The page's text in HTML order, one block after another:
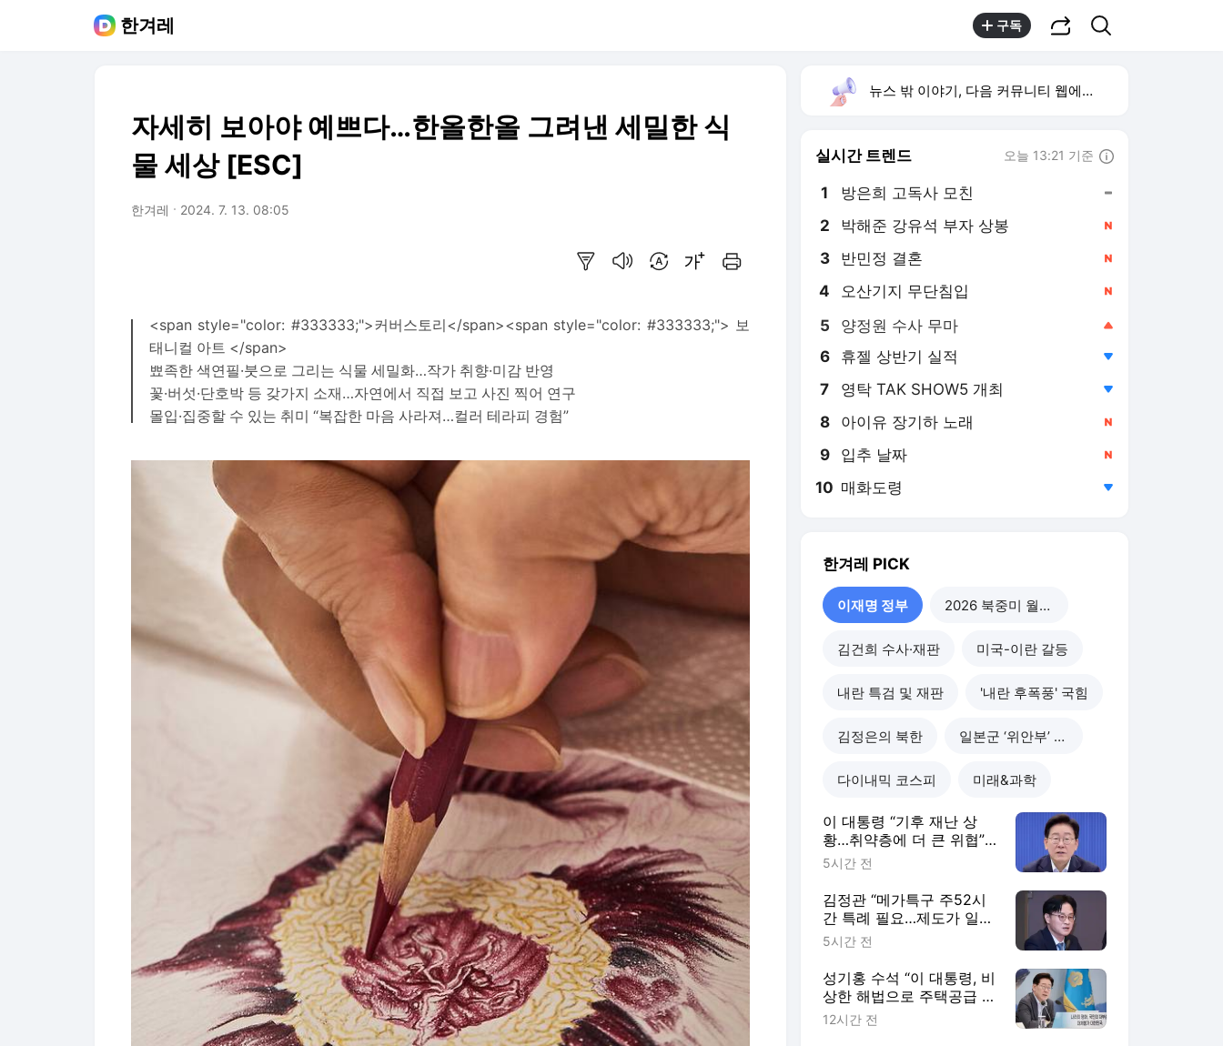
한겨레 구독
자세히 보아야 예쁘다…한올한올 그려낸 세밀한 식
물 세상 [ESC]
한겨레 2024. 7. 13. 08:05
<span style="color: #333333;">커버스토리</span><span style="color: #333333;"> 보
태니컬 아트 </span>
뾰족한 색연필·붓으로 그리는 식물 세밀화…작가 취향·미감 반영
꽃·버섯·단호박 등 갖가지 소재…자연에서 직접 보고 사진 찍어 연구
몰입·집중할 수 있는 취미 “복잡한 마음 사라져…컬러 테라피 경험”
뉴스 밖 이야기, 다음 커뮤니티 웹에서 보기
실시간 트렌드 오늘 13:21 기준
1 방은희 고독사 모친
2 박해준 강유석 부자 상봉
3 반민정 결혼
4 오산기지 무단침입
5 양정원 수사 무마
6 휴젤 상반기 실적
7 영탁 TAK SHOW5 개최
8 아이유 장기하 노래
9 입추 날짜
10 매화도령
한겨레 PICK
이재명 정부 2026 북중미 월드컵
김건희 수사·재판 미국-이란 갈등
내란 특검 및 재판 '내란 후폭풍' 국힘
김정은의 북한 일본군 ‘위안부’ 피해
다이내믹 코스피 미래&과학
이 대통령 “기후 재난 상
황…취약층에 더 큰 위협”
보호책 강화 지시
5시간 전
김정관 “메가특구 주52시
간 특례 필요…제도가 일할
의지 꺾어선 안 돼”
5시간 전
성기홍 수석 “이 대통령, 비
상한 해법으로 주택공급 물
량 확보 주문”
12시간 전